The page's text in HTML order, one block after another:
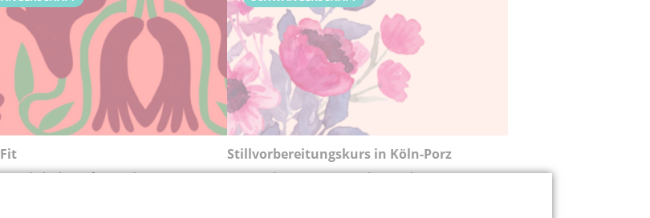
dich darauf vor schwanger zu
Stillvorbereitungskurs in Köln-Porz
Gut vorbereitet in eine besondere Zeit